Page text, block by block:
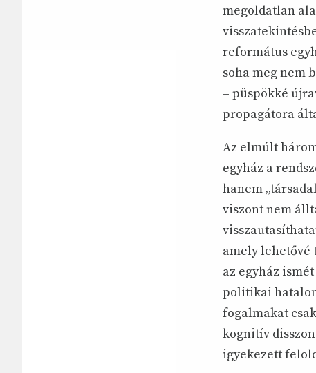
megoldatlan
református
soha meg nem
– püspökké
propagátora
Az elmúlt
egyház a
hanem
viszont nem
amely lehetővé
az egyház
politikai
fogalmakat
kognitív
igyekezett